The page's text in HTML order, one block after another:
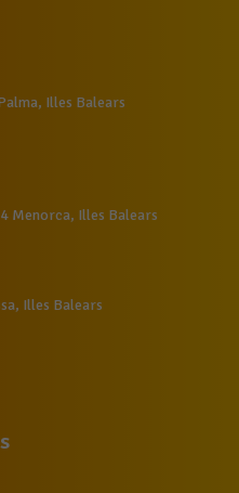
Illes Balears
Menorca, Illes Balears
Illes Balears